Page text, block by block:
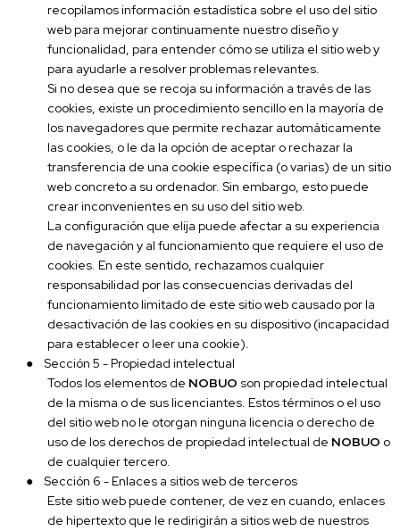
recopilamos información estadística sobre el uso del sitio
web para mejorar continuamente nuestro diseño y
funcionalidad, para entender cómo se utiliza el sitio web y
para ayudarle a resolver problemas relevantes.
Si no desea que se recoja su información a través de las
cookies, existe un procedimiento sencillo en la mayoría de
los navegadores que permite rechazar automáticamente
las cookies, o le da la opción de aceptar o rechazar la
transferencia de una cookie específica (o varias) de un sitio
web concreto a su ordenador. Sin embargo, esto puede
crear inconvenientes en su uso del sitio web.
La configuración que elija puede afectar a su experiencia
de navegación y al funcionamiento que requiere el uso de
cookies. En este sentido, rechazamos cualquier
responsabilidad por las consecuencias derivadas del
funcionamiento limitado de este sitio web causado por la
desactivación de las cookies en su dispositivo (incapacidad
para establecer o leer una cookie).
●
Sección 5 - Propiedad intelectual
Todos los elementos de NOBUO son propiedad intelectual
de la misma o de sus licenciantes. Estos términos o el uso
del sitio web no le otorgan ninguna licencia o derecho de
uso de los derechos de propiedad intelectual de NOBUO o
de cualquier tercero.
●
Sección 6 - Enlaces a sitios web de terceros
Este sitio web puede contener, de vez en cuando, enlaces
de hipertexto que le redirigirán a sitios web de nuestros